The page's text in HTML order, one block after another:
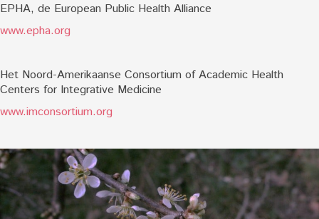
EPHA, de European Public Health Alliance
www.epha.org
Het Noord-Amerikaanse Consortium of Academic Health
Centers for Integrative Medicine
www.imconsortium.org